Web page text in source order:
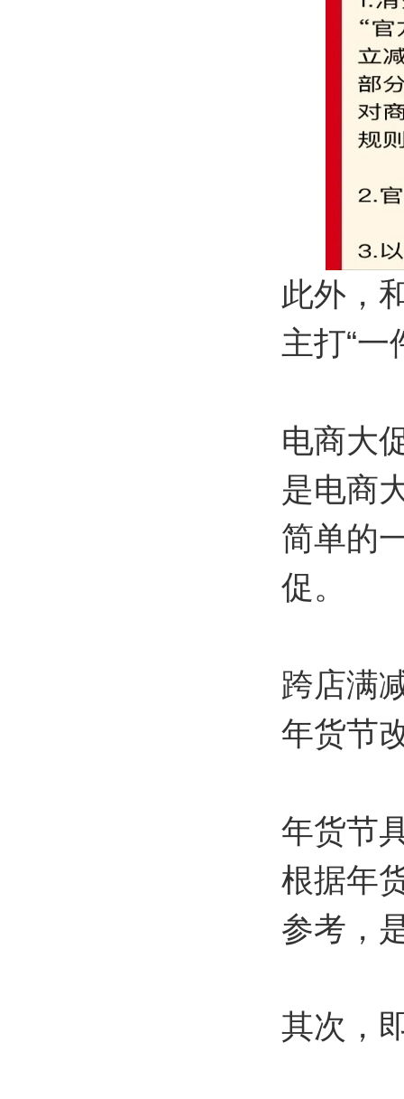
此外，
主打“一
电商大
是电商
简单的
促。
跨店满
年货节
年货节
根据年
参考，
其次，